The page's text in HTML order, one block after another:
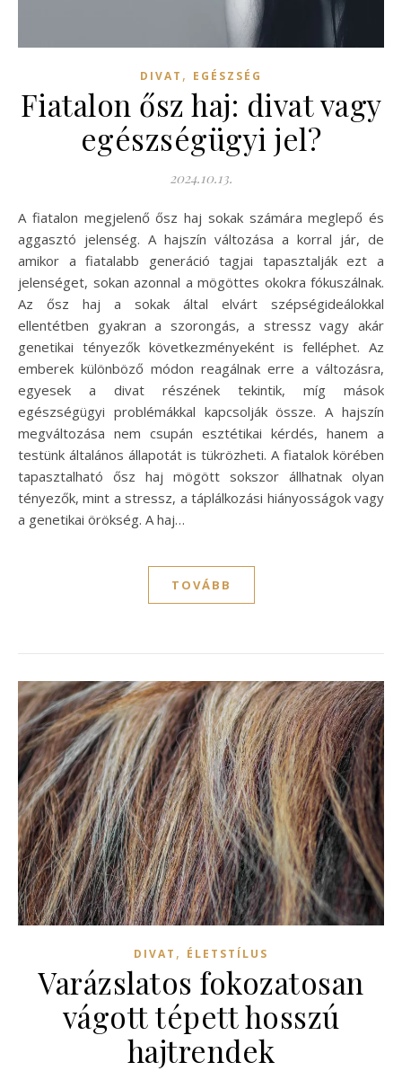
DIVAT , EGÉSZSÉG
Fiatalon ősz haj: divat vagy
egészségügyi jel?
2024.10.13.
A fiatalon megjelenő ősz haj sokak számára meglepő és
aggasztó jelenség. A hajszín változása a korral jár, de
amikor a fiatalabb generáció tagjai tapasztalják ezt a
jelenséget, sokan azonnal a mögöttes okokra fókuszálnak.
Az ősz haj a sokak által elvárt szépségideálokkal
ellentétben gyakran a szorongás, a stressz vagy akár
genetikai tényezők következményeként is felléphet. Az
emberek különböző módon reagálnak erre a változásra,
egyesek a divat részének tekintik, míg mások
egészségügyi problémákkal kapcsolják össze. A hajszín
megváltozása nem csupán esztétikai kérdés, hanem a
testünk általános állapotát is tükrözheti. A fiatalok körében
tapasztalható ősz haj mögött sokszor állhatnak olyan
tényezők, mint a stressz, a táplálkozási hiányosságok vagy
a genetikai örökség. A haj…
TOVÁBB
DIVAT , ÉLETSTÍLUS
Varázslatos fokozatosan
vágott tépett hosszú
hajtrendek